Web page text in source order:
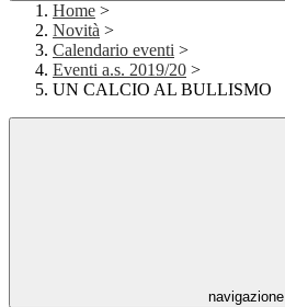
Home >
Novità >
Calendario eventi >
Eventi a.s. 2019/20 >
UN CALCIO AL BULLISMO
navigazione